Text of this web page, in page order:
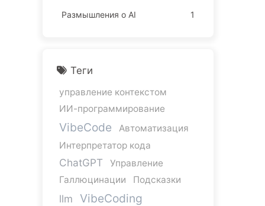
Размышления о AI
1
Теги
управление контекстом
ИИ-программирование
VibeCode
Автоматизация
Интерпретатор кода
ChatGPT
Управление
Галлюцинации
Подсказки
llm VibeCoding